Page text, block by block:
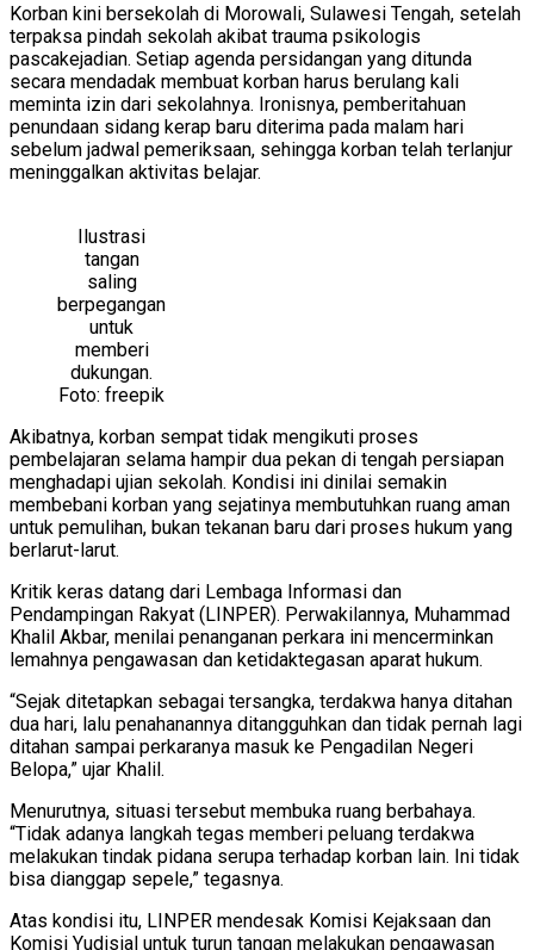
Korban kini bersekolah di Morowali, Sulawesi Tengah, setelah
terpaksa pindah sekolah akibat trauma psikologis
pascakejadian. Setiap agenda persidangan yang ditunda
secara mendadak membuat korban harus berulang kali
meminta izin dari sekolahnya. Ironisnya, pemberitahuan
penundaan sidang kerap baru diterima pada malam hari
sebelum jadwal pemeriksaan, sehingga korban telah terlanjur
meninggalkan aktivitas belajar.
Ilustrasi
tangan
saling
berpegangan
untuk
memberi
dukungan.
Foto: freepik
Akibatnya, korban sempat tidak mengikuti proses
pembelajaran selama hampir dua pekan di tengah persiapan
menghadapi ujian sekolah. Kondisi ini dinilai semakin
membebani korban yang sejatinya membutuhkan ruang aman
untuk pemulihan, bukan tekanan baru dari proses hukum yang
berlarut-larut.
Kritik keras datang dari Lembaga Informasi dan
Pendampingan Rakyat (LINPER). Perwakilannya, Muhammad
Khalil Akbar, menilai penanganan perkara ini mencerminkan
lemahnya pengawasan dan ketidaktegasan aparat hukum.
“Sejak ditetapkan sebagai tersangka, terdakwa hanya ditahan
dua hari, lalu penahanannya ditangguhkan dan tidak pernah lagi
ditahan sampai perkaranya masuk ke Pengadilan Negeri
Belopa,” ujar Khalil.
Menurutnya, situasi tersebut membuka ruang berbahaya.
“Tidak adanya langkah tegas memberi peluang terdakwa
melakukan tindak pidana serupa terhadap korban lain. Ini tidak
bisa dianggap sepele,” tegasnya.
Atas kondisi itu, LINPER mendesak Komisi Kejaksaan dan
Komisi Yudisial untuk turun tangan melakukan pengawasan